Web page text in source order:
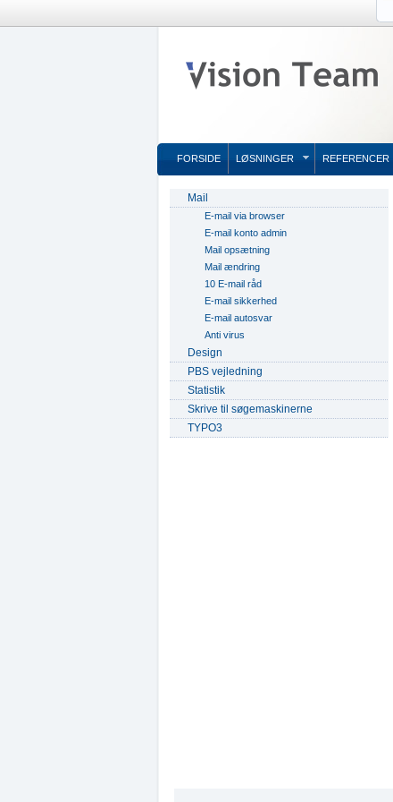
FORSIDE LØSNINGER REFERENCER
Mail
E-mail via browser
E-mail konto admin
Mail opsætning
Mail ændring
10 E-mail råd
E-mail sikkerhed
E-mail autosvar
Anti virus
Design
PBS vejledning
Statistik
Skrive til søgemaskinerne
TYPO3